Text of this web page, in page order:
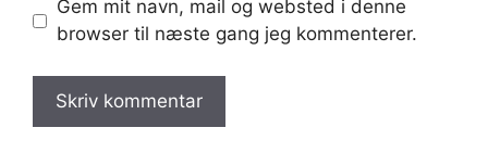
Gem mit navn, mail og websted i denne
browser til næste gang jeg kommenterer.